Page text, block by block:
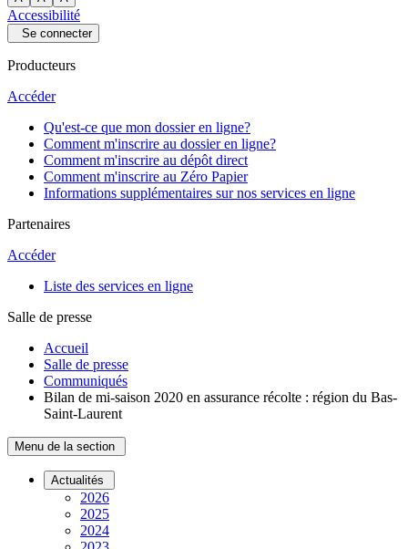
Accessibilité
Se connecter
Producteurs
Accéder
Qu'est-ce que mon dossier en ligne?
Comment m'inscrire au dossier en ligne?
Comment m'inscrire au dépôt direct
Comment m'inscrire au Zéro Papier
Informations supplémentaires sur nos services en ligne
Partenaires
Accéder
Liste des services en ligne
Salle de presse
Accueil
Salle de presse
Communiqués
Bilan de mi-saison 2020 en assurance récolte : région du Bas-
Saint-Laurent
Menu de la section
Actualités
2026
2025
2024